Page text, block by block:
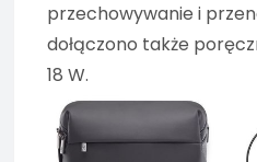
przechowywanie i
dołączono także
18 W.